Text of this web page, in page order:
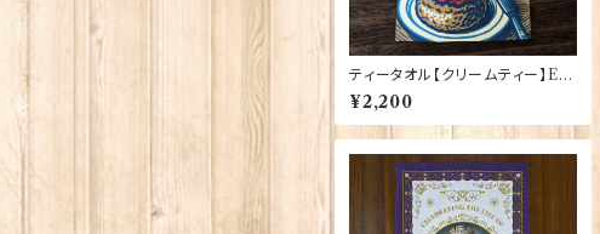
ティータオル【クリームティー】Elg
ate Products 50001-X
¥2,200